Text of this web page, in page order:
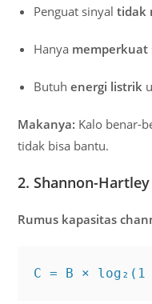
Penguat sinyaltidak
Hanya memperkuat
Butuhenergi listrik
Makanya: Kalo benar-
tidak bisa bantu.
2. Shannon-
Rumus kapasitas
C = B × log₂(1